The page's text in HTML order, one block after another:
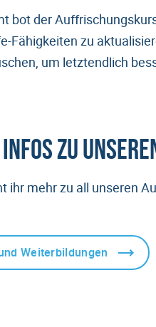
bot der
Fähigkeiten zu
um letztendlich
zu
ihr mehr zu all unseren
Weiterbildungen